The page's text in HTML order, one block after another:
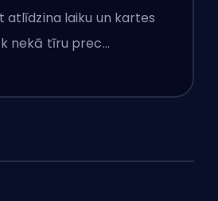
dūmi
atlīdzina laiku un kartes
nekā tīru prec…